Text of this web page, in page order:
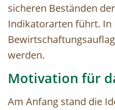
sicheren Beständen
Indikatorarten führt. In
werden.
Motivation für
Am Anfang stand die